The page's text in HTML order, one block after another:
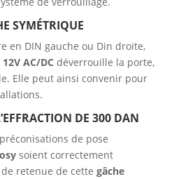
SYMÉTRIQUE
en DIN gauche ou Din droite,
AC/DC déverrouille la porte,
Elle peut ainsi convenir pour
DE 300 DAN
de pose
soient correctement
retenue de cette gâche